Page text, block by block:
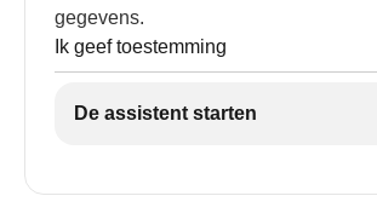
gegevens.
Ik geef toestemming
De assistent starten